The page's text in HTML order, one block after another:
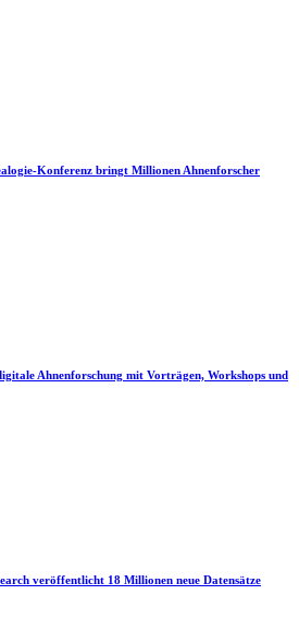
Konferenz bringt Millionen Ahnenforscher
Ahnenforschung mit Vorträgen, Workshops und
veröffentlicht 18 Millionen neue Datensätze